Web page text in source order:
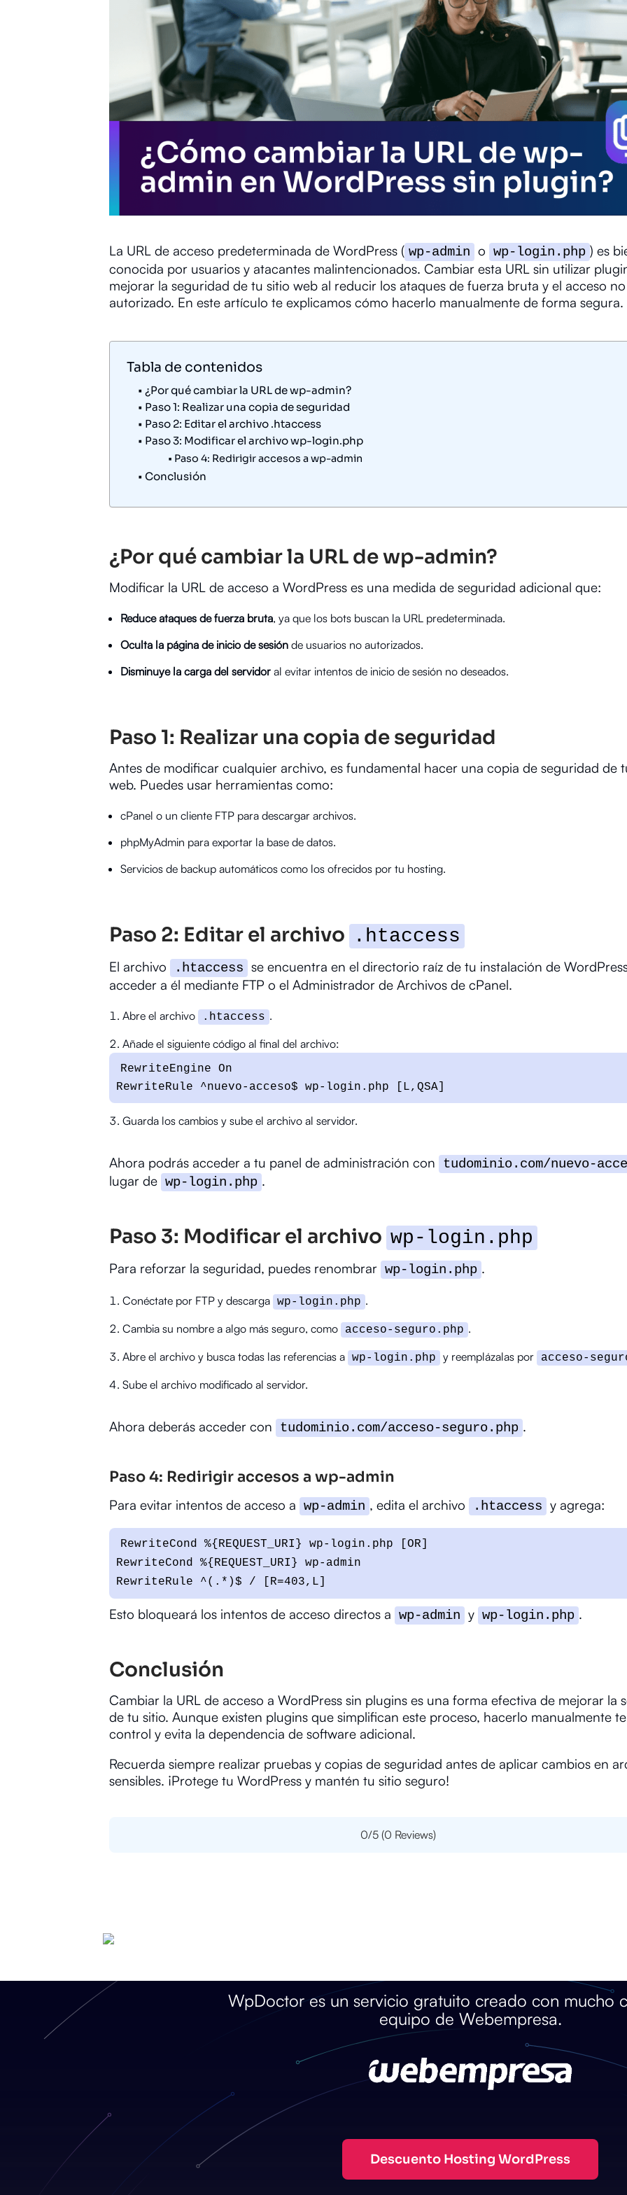
La URL de acceso predeterminada de WordPress ( wp-admin o wp-login.php ) es
conocida por usuarios y atacantes malintencionados. Cambiar esta URL sin utilizar
mejorar la seguridad de tu sitio web al reducir los ataques de fuerza bruta y el acceso no
autorizado. En este artículo te explicamos cómo hacerlo manualmente de forma segura.
Tabla de contenidos
¿Por qué cambiar la URL de wp-admin?
Paso 1: Realizar una copia de seguridad
Paso 2: Editar el archivo .htaccess
Paso 3: Modificar el archivo wp-login.php
Paso 4: Redirigir accesos a wp-admin
Conclusión
¿Por qué cambiar la URL de wp-admin?
Modificar la URL de acceso a WordPress es una medida de seguridad adicional que:
Reduce ataques de fuerza bruta, ya que los bots buscan la URL predeterminada.
Oculta la página de inicio de sesión de usuarios no autorizados.
Disminuye la carga del servidor al evitar intentos de inicio de sesión no deseados.
Paso 1: Realizar una copia de seguridad
Antes de modificar cualquier archivo, es fundamental hacer una copia de seguridad de
web. Puedes usar herramientas como:
cPanel o un cliente FTP para descargar archivos.
phpMyAdmin para exportar la base de datos.
Servicios de backup automáticos como los ofrecidos por tu hosting.
Paso 2: Editar el archivo .htaccess
El archivo .htaccess se encuentra en el directorio raíz de tu instalación de
acceder a él mediante FTP o el Administrador de Archivos de cPanel.
Abre el archivo .htaccess .
Añade el siguiente código al final del archivo:
RewriteEngine On
RewriteRule ^nuevo-acceso$ wp-login.php [L,QSA]
Guarda los cambios y sube el archivo al servidor.
Ahora podrás acceder a tu panel de administración con tudominio.com/nuevo-
lugar de wp-login.php .
Paso 3: Modificar el archivo wp-login.php
Para reforzar la seguridad, puedes renombrar wp-login.php .
Conéctate por FTP y descarga wp-login.php .
Cambia su nombre a algo más seguro, como
acceso-seguro.php .
Abre el archivo y busca todas las referencias a wp-login.php y reemplázalas por acceso-
Sube el archivo modificado al servidor.
Ahora deberás acceder con tudominio.com/acceso-seguro.php .
Paso 4: Redirigir accesos a wp-admin
Para evitar intentos de acceso a wp-admin , edita el archivo .htaccess y agrega:
RewriteCond %{REQUEST_URI} wp-login.php [OR]
RewriteCond %{REQUEST_URI} wp-admin
RewriteRule ^(.*)$ / [R=403,L]
Esto bloqueará los intentos de acceso directos a wp-admin y wp-login.php .
Conclusión
Cambiar la URL de acceso a WordPress sin plugins es una forma efectiva de mejorar la
de tu sitio. Aunque existen plugins que simplifican este proceso, hacerlo manualmente
control y evita la dependencia de software adicional.
Recuerda siempre realizar pruebas y copias de seguridad antes de aplicar cambios en
sensibles. ¡Protege tu WordPress y mantén tu sitio seguro!
0/5 (0 Reviews)
WpDoctor es un servicio gratuito creado con mucho
equipo de Webempresa.
Descuento Hosting WordPress